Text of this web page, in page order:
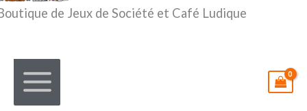
de Jeux de Société et Café Ludique